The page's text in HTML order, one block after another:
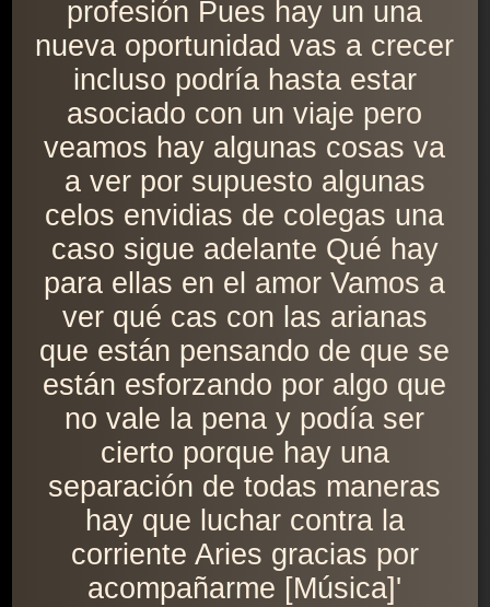
profesión Pues hay un una
nueva oportunidad vas a crecer
incluso podría hasta estar
asociado con un viaje pero
veamos hay algunas cosas va
a ver por supuesto algunas
celos envidias de colegas una
caso sigue adelante Qué hay
para ellas en el amor Vamos a
ver qué cas con las arianas
que están pensando de que se
están esforzando por algo que
no vale la pena y podía ser
cierto porque hay una
separación de todas maneras
hay que luchar contra la
corriente Aries gracias por
acompañarme [Música]'